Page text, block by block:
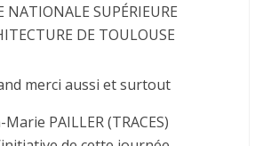
NATIONALE SUPÉRIEURE
DE TOULOUSE
merci aussi et surtout
Marie PAILLER (TRACES)